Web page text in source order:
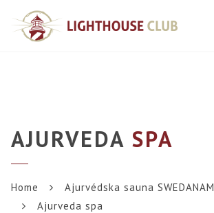
AJURVEDA SPA
Home
Ajurvédska sauna SWEDANAM
Ajurveda spa